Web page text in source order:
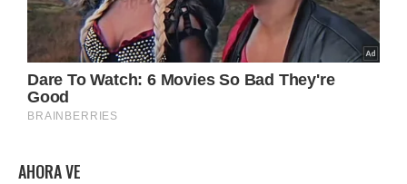
AHORA VE